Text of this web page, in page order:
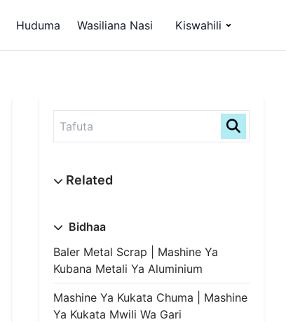
Huduma Wasiliana Nasi Kiswahili
Bidhaa
Baler Metal Scrap | Mashine Ya
Kubana Metali Ya Aluminium
Mashine Ya Kukata Chuma | Mashine
Ya Kukata Mwili Wa Gari